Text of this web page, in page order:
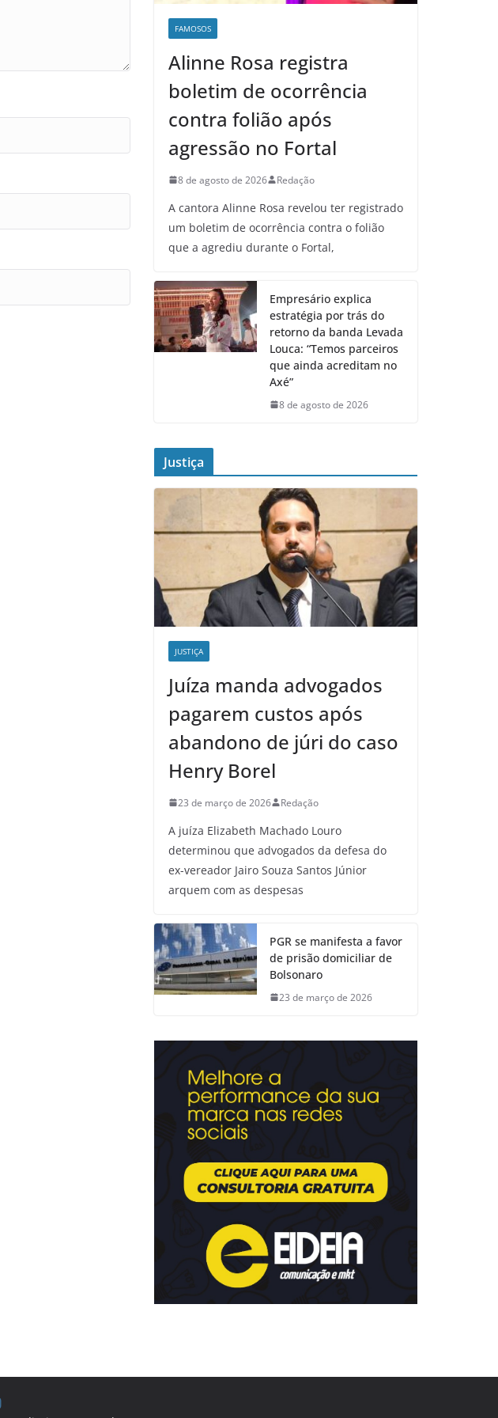
FAMOSOS
Alinne Rosa registra
boletim de ocorrência
contra folião após
agressão no Fortal
8 de agosto de 2026 Redação
A cantora Alinne Rosa revelou ter registrado
um boletim de ocorrência contra o folião
que a agrediu durante o Fortal,
Empresário explica
estratégia por trás do
retorno da banda Levada
Louca: “Temos parceiros
que ainda acreditam no
Axé”
8 de agosto de 2026
Justiça
JUSTIÇA
Juíza manda advogados
pagarem custos após
abandono de júri do caso
Henry Borel
23 de março de 2026 Redação
A juíza Elizabeth Machado Louro
determinou que advogados da defesa do
ex-vereador Jairo Souza Santos Júnior
arquem com as despesas
PGR se manifesta a favor
de prisão domiciliar de
Bolsonaro
23 de março de 2026